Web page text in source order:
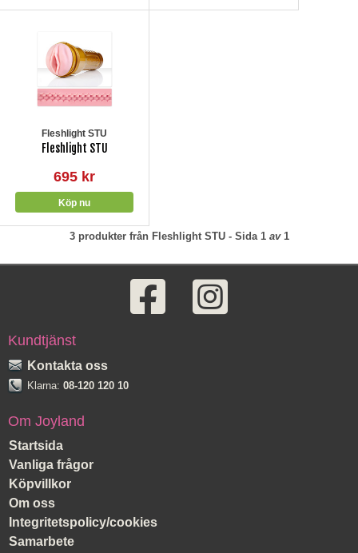
695 kr
Fleshlight STU
Fleshlight STU
3produkter från Fleshlight STU- Sida 1 av 1
Kundtjänst
Kontakta oss
Klarna: 08-120 120 10
Om Joyland
Startsida
Vanliga frågor
Köpvillkor
Om oss
Integritetspolicy/cookies
Samarbete